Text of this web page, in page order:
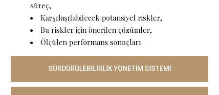
süreç,
Karşılaşılabilecek potansiyel riskler,
Bu riskler için önerilen çözümler,
Ölçülen performans sonuçları.
SÜRDÜRÜLEBİLİRLİK YÖNETİM SİSTEMİ